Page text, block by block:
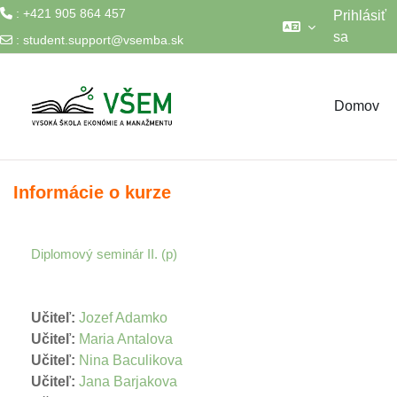
: +421 905 864 457
: student.support@vsemba.sk
Prihlásiť
sa
Domov
Informácie o kurze
Diplomový seminár II. (p)
Učiteľ: Jozef Adamko
Učiteľ: Maria Antalova
Učiteľ: Nina Baculikova
Učiteľ: Jana Barjakova